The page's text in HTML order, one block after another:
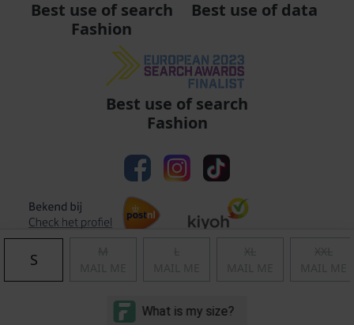
S
Best use of search
Fashion
Best use of data
Best use of search
Fashion
Algemene voorwaarden | Privacy